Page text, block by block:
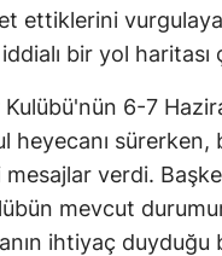
ettiklerini
bir yol haritası
6-7
sürerken,
verdi.
mevcut
ihtiyaç